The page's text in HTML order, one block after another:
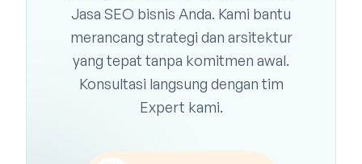
Jasa SEO bisnis Anda. Kami bantu
merancang strategi dan arsitektur
yang tepat tanpa komitmen awal.
Konsultasi langsung dengan tim
Expert kami.